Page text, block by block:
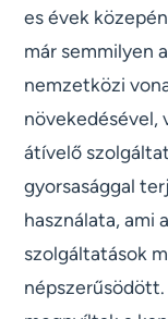
es évek
már semmilyen
nemzetközi
növekedésével,
átívelő
gyorsasággal
használata, ami
szolgáltatások